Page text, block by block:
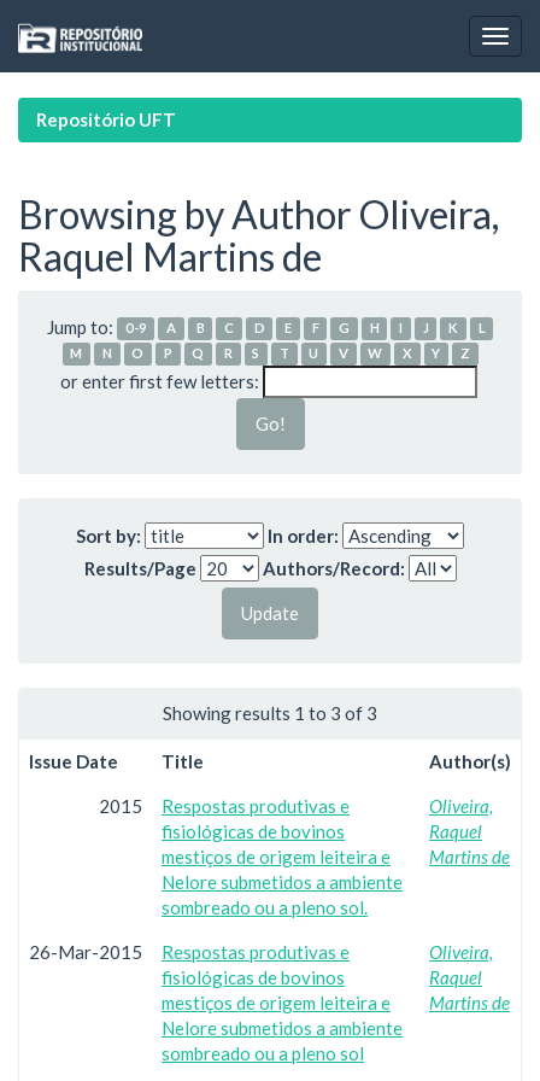
navigation
Repositório UFT
Browsing by Author Oliveira,
Raquel Martins de
Jump to: 0-9 A B C D E F G H I J K
L
M
N O P Q R S T U V W X Y Z
or enter first few letters:
Sort by:
In order:
Results/Page
Authors/Record:
Showing results 1 to 3 of 3
Issue Date Title Author(s)
2015
Respostas produtivas e
fisiológicas de bovinos
mestiços de origem leiteira e
Nelore submetidos a ambiente
sombreado ou a pleno sol.
Oliveira,
Raquel
Martins de
26-Mar-2015
Respostas produtivas e
fisiológicas de bovinos
mestiços de origem leiteira e
Nelore submetidos a ambiente
sombreado ou a pleno sol
Oliveira,
Raquel
Martins de